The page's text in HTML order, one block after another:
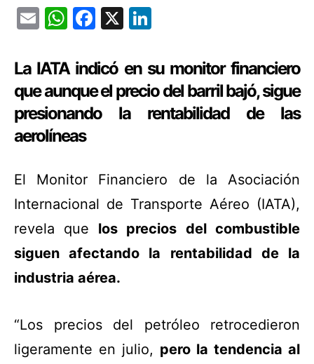
EmailWhatsApp
Facebook
X
La IATA indicó en su monitor financiero
que aunque el precio del barril bajó, sigue
presionando la rentabilidad de las
aerolíneas
El Monitor Financiero de la Asociación
Internacional de Transporte Aéreo (IATA),
revela que los precios del combustible
siguen afectando la rentabilidad de la
industria aérea.
“Los precios del petróleo retrocedieron
ligeramente en julio, pero la tendencia al